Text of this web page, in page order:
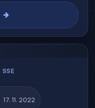
SSE
17. 11. 2022